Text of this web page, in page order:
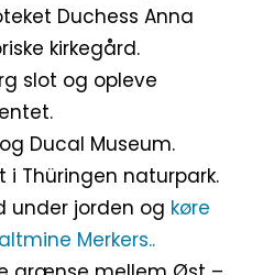
Duchess Anna
kirkegård.
slot og opleve
Ducal Museum.
i Thüringen naturpark.
under jorden og køre
Merkers..